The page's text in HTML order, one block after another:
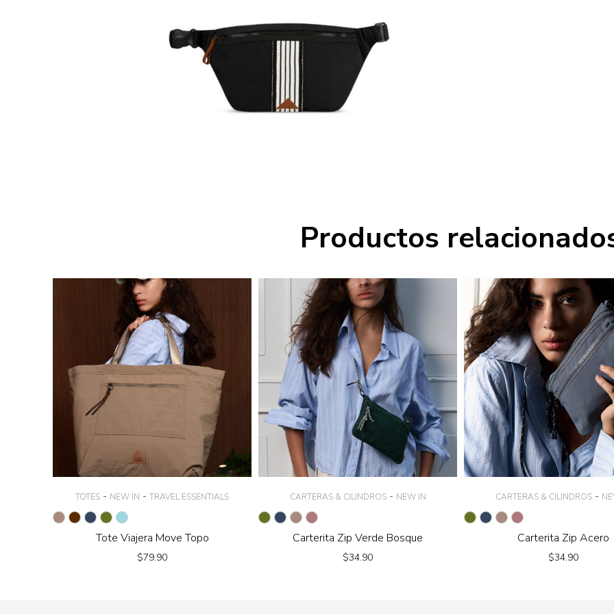
Productos
TOTES - NEW IN - TRAVEL ESSENTIALS
Tote Viajera Move Topo
$79.90
CARTERAS & CILINDROS- NEW IN
Carterita Zip Verde Bosque
$34.90
CARTERAS & CILINDROS-
Carterita Zip Acero
$34.90